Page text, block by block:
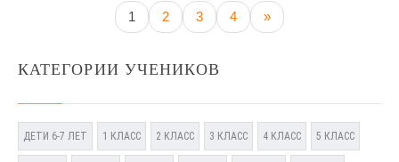
1 2 3 4 »
КАТЕГОРИИ УЧЕНИКОВ
ДЕТИ 6-7 ЛЕТ 1 КЛАСС 2 КЛАСС 3 КЛАСС 4 КЛАСС 5 КЛАСС